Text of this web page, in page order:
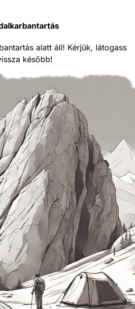
alatt áll! Kérjük, látogass
később!